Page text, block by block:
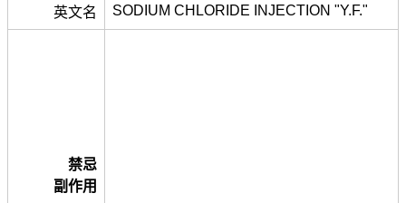
英文名 SODIUM CHLORIDE INJECTION "Y.F."
禁忌
副作用